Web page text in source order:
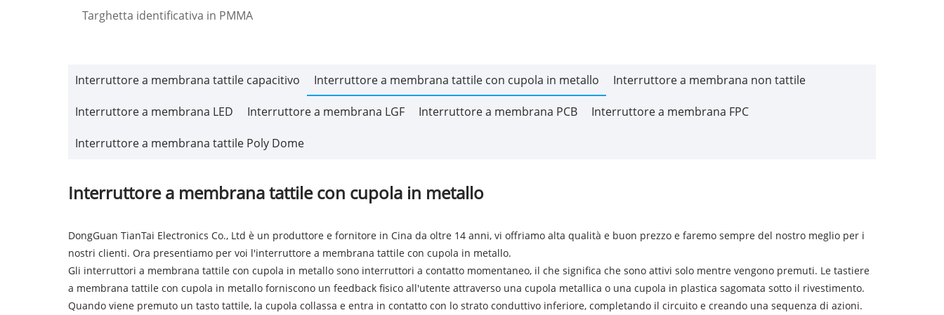
Targhetta identificativa in PMMA
Interruttore a membrana tattile capacitivo Interruttore a membrana tattile con cupola in metallo Interruttore a membrana non tattile
Interruttore a membrana LED Interruttore a membrana LGF Interruttore a membrana PCB Interruttore a membrana FPC
Interruttore a membrana tattile Poly Dome
Interruttore a membrana tattile con cupola in metallo
DongGuan TianTai Electronics Co., Ltd è un produttore e fornitore in Cina da oltre 14 anni, vi offriamo alta qualità e buon prezzo e faremo sempre del nostro meglio per i
nostri clienti. Ora presentiamo per voi l'interruttore a membrana tattile con cupola in metallo.
Gli interruttori a membrana tattile con cupola in metallo sono interruttori a contatto momentaneo, il che significa che sono attivi solo mentre vengono premuti. Le tastiere
a membrana tattile con cupola in metallo forniscono un feedback fisico all'utente attraverso una cupola metallica o una cupola in plastica sagomata sotto il rivestimento.
Quando viene premuto un tasto tattile, la cupola collassa e entra in contatto con lo strato conduttivo inferiore, completando il circuito e creando una sequenza di azioni.